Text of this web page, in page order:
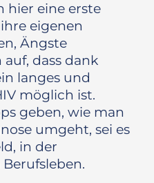
hier eine erste
eigenen
Ängste
auf, dass dank
langes und
möglich ist.
geben, wie man
umgeht, sei es
in der